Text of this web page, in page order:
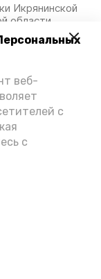
веб-
с
с
Икрянинской
области
Эшпая